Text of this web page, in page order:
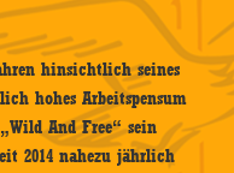
hinsichtlich seines
hohes Arbeitspensum
And Free“ sein
2014 nahezu jährlich